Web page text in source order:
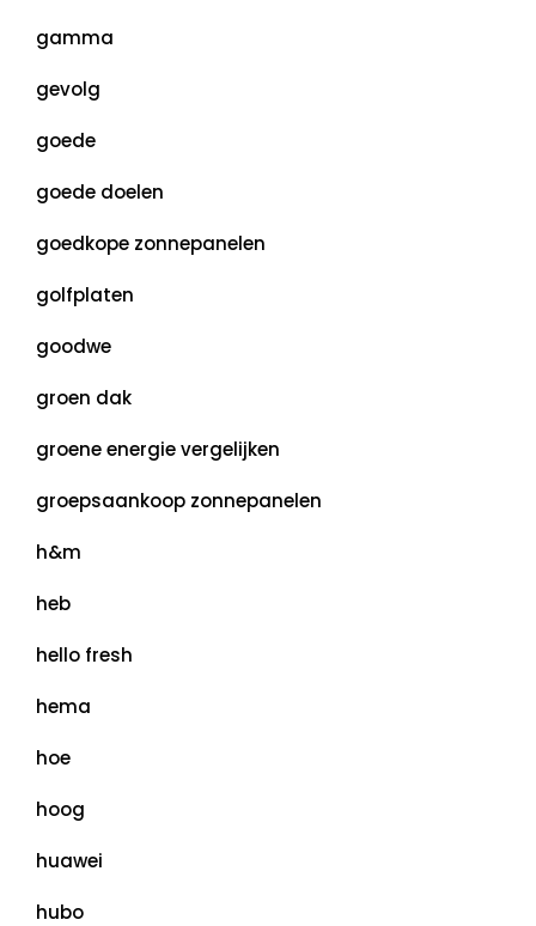
gamma
gevolg
goede
goede doelen
goedkope zonnepanelen
golfplaten
goodwe
groen dak
groene energie vergelijken
groepsaankoop zonnepanelen
h&m
heb
hello fresh
hema
hoe
hoog
huawei
hubo